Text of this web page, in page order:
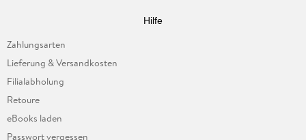
Hilfe
Zahlungsarten
Lieferung & Versandkosten
Filialabholung
Retoure
eBooks laden
Passwort vergessen